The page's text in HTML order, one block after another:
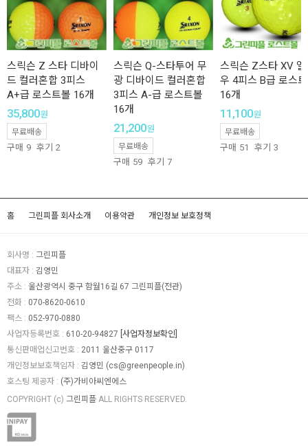
스릭슨 Z 스타 디바이
드 컬러혼합 3피스
A+급 로스트볼 16개
35,800원
무료배송
구매 9 후기 2
스릭슨 Q-스타투어 무
광 디바이드 컬러혼합
3피스 A-급 로스트볼
16개
21,200원
무료배송
구매 59 후기 7
스릭슨 Z스타 XV 옐
우 4피스 B급 로스
16개
11,100원
무료배송
구매 51 후기 3
홈 그린피플 회사소개 이용약관 개인정보 보호정책
회사명 : 그린피플
대표자 : 김영민
주소 : 울산광역시 중구 함월16길 67 그린피플(전관)
전화 : 070-8620-0610
팩스 : 052-970-0880
사업자등록번호 : 610-20-94827 [사업자정보확인]
통신판매업신고번호 : 2011 울산중구 0117
개인정보보호책임자 : 김영민 (cs@greenpeople.in)
호스팅 제공자 : (주)가비아씨엔에스
COPYRIGHT (c) 그린피플 ALL RIGHTS RESERVED.